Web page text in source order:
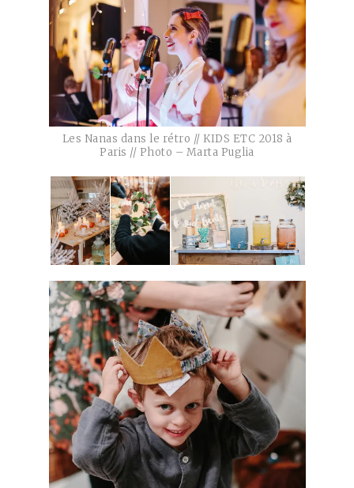
Les Nanas dans le rétro // KIDS ETC 2018 à
Paris // Photo – Marta Puglia